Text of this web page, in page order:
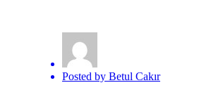
Posted by Betul Cakır